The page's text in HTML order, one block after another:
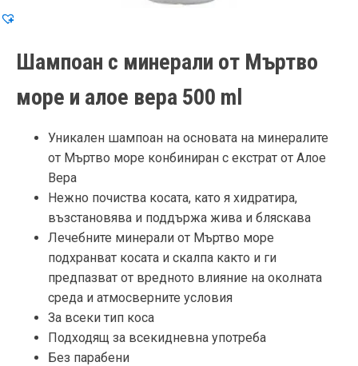
Шампоан с минерали от Мъртво
море и алое вера 500 ml
Уникален шампоан на основата на минералите
от Мъртво море конбиниран с екстрат от Алое
Вера
Нежно почиства косата, като я хидратира,
възстановява и поддържа жива и бляскава
Лечебните минерали от Мъртво море
подхранват косата и скалпа както и ги
предпазват от вредното влияние на околната
среда и атмосверните условия
За всеки тип коса
Подходящ за всекидневна употреба
Без парабени